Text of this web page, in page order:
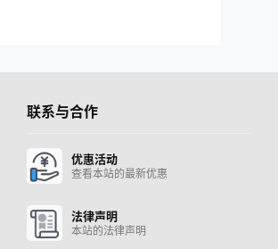
联系与合作
优惠活动
查看本站的最新优惠
法律声明
本站的法律声明